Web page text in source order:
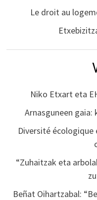
Le droit au
Niko Etxart eta
Arnasguneen
Diversité
“Zuhaitzak eta
Beñat Oihartzabal: